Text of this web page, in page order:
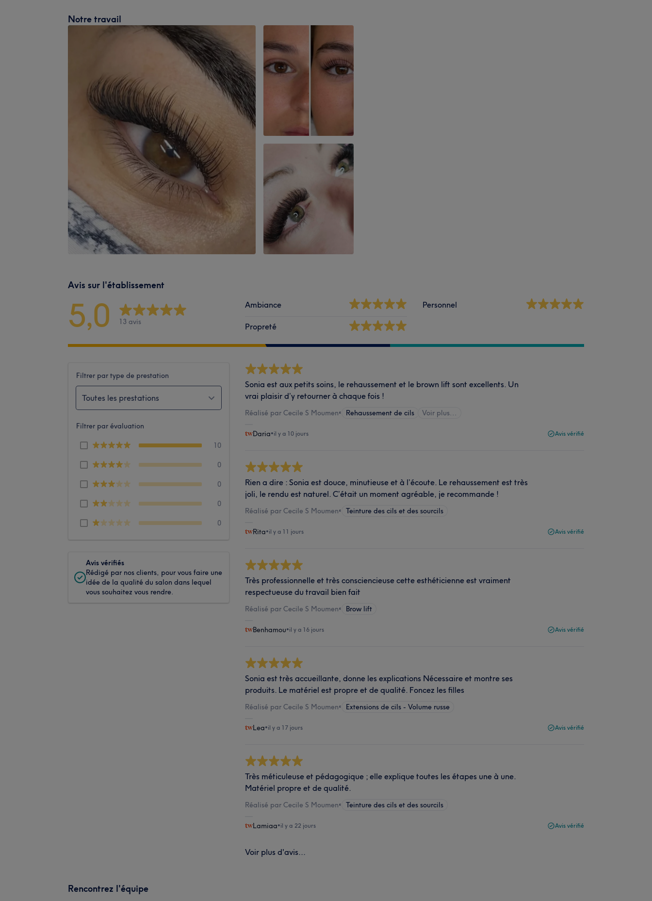
Notre travail
Avis sur l'établissement
5,0 13 avis
Ambiance
Propreté
Personnel
Filtrer par type de prestation
Toutes les prestations
Filtrer par évaluation
10
0
0
0
0
Avis vérifiés
Rédigé par nos clients, pour vous faire une
idée de la qualité du salon dans lequel
vous souhaitez vous rendre.
Sonia est aux petits soins, le rehaussement et le brown lift sont excellents. Un
vrai plaisir d’y retourner à chaque fois !
Réalisé par Cecile S Moumen• Rehaussement de cils Voir plus...
Daria•il y a 10 jours Avis vérifié
Rien a dire : Sonia est douce, minutieuse et à l’écoute. Le rehaussement est très
joli, le rendu est naturel. C’était un moment agréable, je recommande !
Réalisé par Cecile S Moumen• Teinture des cils et des sourcils
Rita•il y a 11 jours Avis vérifié
Très professionnelle et très consciencieuse cette esthéticienne est vraiment
respectueuse du travail bien fait
Réalisé par Cecile S Moumen• Brow lift
Benhamou•il y a 16 jours Avis vérifié
Sonia est très accueillante, donne les explications Nécessaire et montre ses
produits. Le matériel est propre et de qualité. Foncez les filles
Réalisé par Cecile S Moumen• Extensions de cils - Volume russe
Lea•il y a 17 jours Avis vérifié
Très méticuleuse et pédagogique ; elle explique toutes les étapes une à une.
Matériel propre et de qualité.
Réalisé par Cecile S Moumen• Teinture des cils et des sourcils
Lamiaa•il y a 22 jours Avis vérifié
Voir plus d'avis...
Rencontrez l'équipe